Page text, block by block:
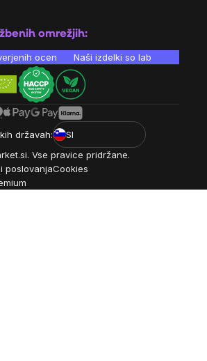
omrežjih:
ocen Naši izdelki so laboratorijsko
državah:
SI
Vse pravice pridržane.
poslovanjaCookies